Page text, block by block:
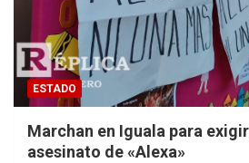
ESTADO
Marchan en Iguala para
asesinato de «Alexa»